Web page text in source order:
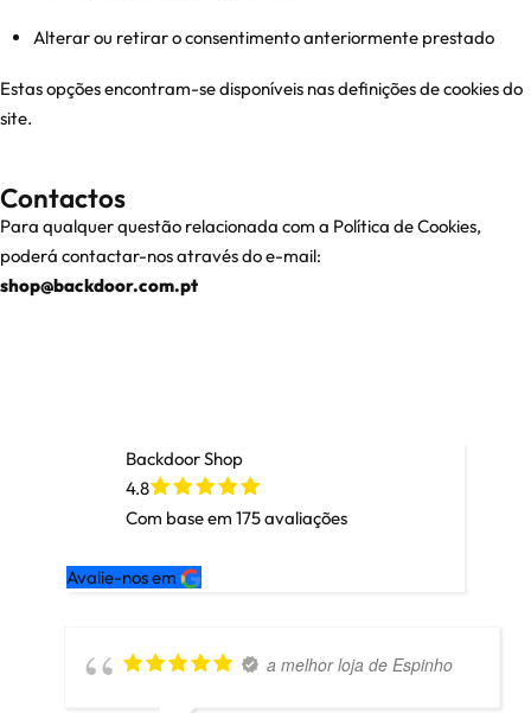
Alterar ou retirar o consentimento anteriormente prestado
Estas opções encontram-se disponíveis nas definições de cookies do
site.
Contactos
Para qualquer questão relacionada com a Política de Cookies,
poderá contactar-nos através do e-mail:
shop@backdoor.com.pt
Backdoor Shop
4.8
Com base em 175avaliações
Avalie-nos em
a melhor loja de Espinho